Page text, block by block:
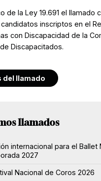
de la Ley 19.691 el llamado
inscriptos en el
con Discapacidad de la
Discapacitados.
del llamado
llamados
internacional para el Ballet
2027
Nacional de Coros 2026